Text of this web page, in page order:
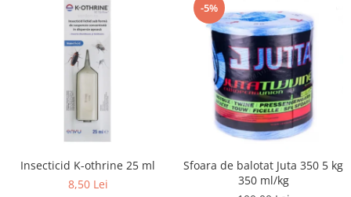
Insecticid K-othrine 25 ml
8,50 Lei
-5%
Sfoara de balotat Juta 350 5 kg
350 ml/kg